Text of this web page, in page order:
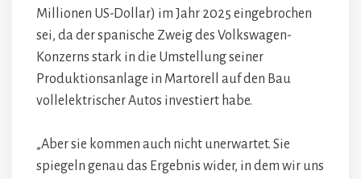
Millionen US-Dollar) im Jahr 2025 eingebrochen
sei, da der spanische Zweig des Volkswagen-
Konzerns stark in die Umstellung seiner
Produktionsanlage in Martorell auf den Bau
vollelektrischer Autos investiert habe.
„Aber sie kommen auch nicht unerwartet. Sie
spiegeln genau das Ergebnis wider, in dem wir uns